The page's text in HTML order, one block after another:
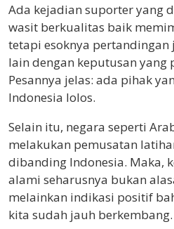
Ada kejadian suporter yang
wasit berkualitas baik
tetapi esoknya
lain dengan keputusan yang
Pesannya jelas: ada pihak
Indonesia lolos.
Selain itu, negara seperti
melakukan pemusatan
dibanding Indonesia. Maka,
alami seharusnya bukan
melainkan indikasi positif
kita sudah jauh berkembang.